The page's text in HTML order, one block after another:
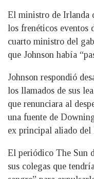
El ministro de Irlanda
los frenéticos eventos
cuarto ministro del
que Johnson había
Johnson respondió
los llamados de sus
que renunciara al
una fuente de
ex principal aliado del
El periódico The Sun
sus colegas que